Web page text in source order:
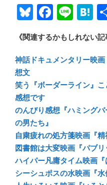
Bl
u
e
sk
y
F
ac
e
b
o
ok
Li
n
e
H
at
e
n
a
《関連するかもしれない記
神話ドキュメンタリー映
想文
笑う『ボーダーライン』
感想です
のんびり感想『ハミング
の男たち』
自粛疲れの処方箋映画『
図書館は大変映画『パブ
ハイパー凡庸タイム映画
シーシュポスの水映画『